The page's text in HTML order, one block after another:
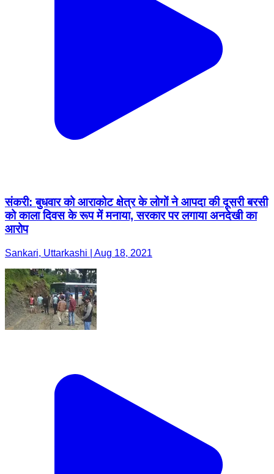
संकरी: बुधवार को आराकोट क्षेत्र के लोगों ने आपदा की दूसरी बरसी
को काला दिवस के रूप में मनाया, सरकार पर लगाया अनदेखी का
आरोप
Sankari, Uttarkashi | Aug 18, 2021